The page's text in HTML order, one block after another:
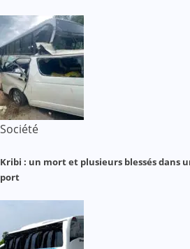
Société
Kribi : un mort et plusieurs blessés dans
port